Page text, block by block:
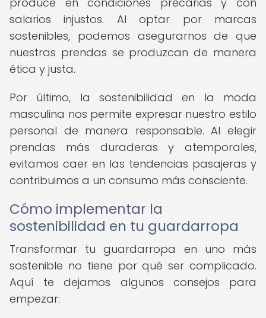
salarios injustos. Al optar por marcas
sostenibles, podemos asegurarnos de que
nuestras prendas se produzcan de manera
ética y justa.
Por último, la sostenibilidad en la moda
masculina nos permite expresar nuestro estilo
personal de manera responsable. Al elegir
prendas más duraderas y atemporales,
evitamos caer en las tendencias pasajeras y
contribuimos a un consumo más consciente.
Cómo implementar la
sostenibilidad en tu guardarropa
Transformar tu guardarropa en uno más
sostenible no tiene por qué ser complicado.
Aquí te dejamos algunos consejos para
empezar: